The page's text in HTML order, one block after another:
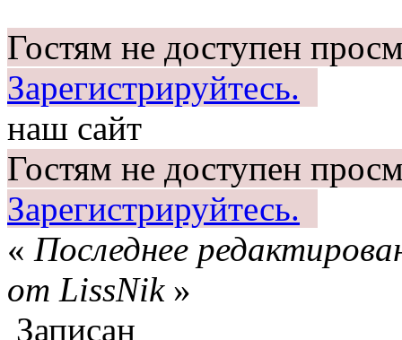
Гостям не доступен
Зарегистрируйтесь.
наш сайт
Гостям не доступен
Зарегистрируйтесь.
« Последнее
от LissNik »
Записан